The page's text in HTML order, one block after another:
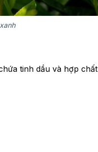
tinh dầu và hợp chất